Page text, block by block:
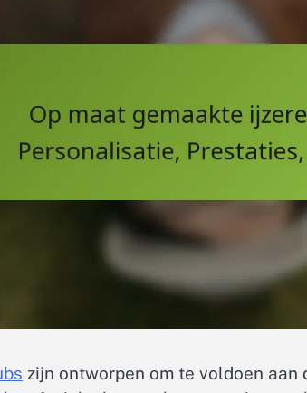
zijn ontworpen om te voldoen